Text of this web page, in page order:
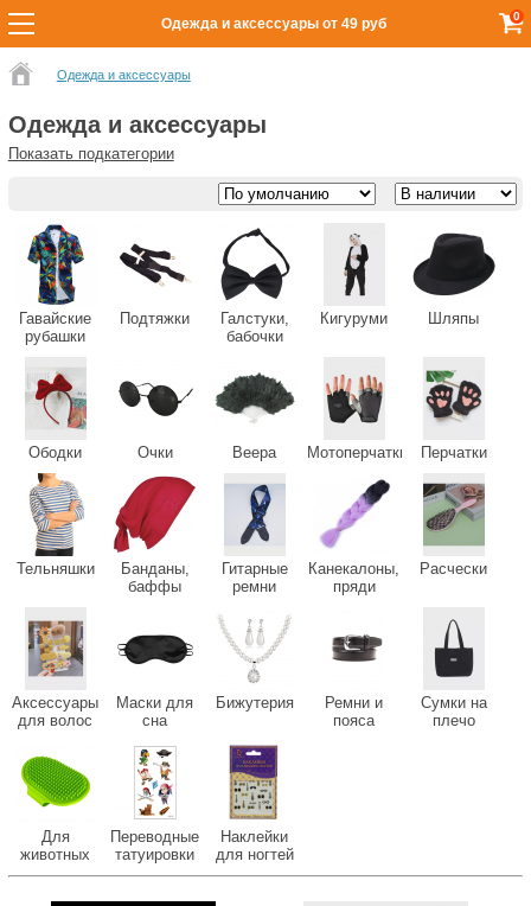
Одежда и аксессуары
Одежда и аксессуары
Показать подкатегории
Гавайские
рубашки
Подтяжки
Галстуки,
бабочки
Кигуруми Шляпы
Ободки Очки Веера Мотоперчатки Перчатки
Тельняшки
Банданы,
баффы
Гитарные
ремни
Канекалоны,
пряди
Расчески
Аксессуары
для волос
Маски для
сна
Бижутерия
Ремни и
пояса
Сумки на
плечо
Для
животных
Переводные
татуировки
Наклейки
для ногтей
Одежда и аксессуары от 49 руб 0